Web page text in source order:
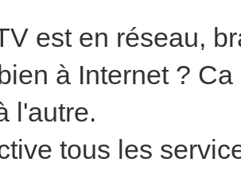
est en réseau,
à Internet ?
l'autre.
tous les